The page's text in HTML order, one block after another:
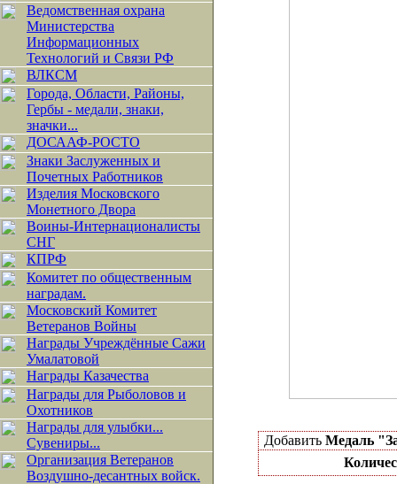
Ведомственная охрана
Министерства
Информационных
Технологий и Связи РФ
ВЛКСМ
Города, Области, Районы,
Гербы - медали, знаки,
значки...
ДОСААФ-РОСТО
Знаки Заслуженных и
Почетных Работников
Изделия Московского
Монетного Двора
Воины-Интернационалисты
СНГ
КПРФ
Комитет по общественным
наградам.
Московский Комитет
Ветеранов Войны
Награды Учреждённые Сажи
Умалатовой
Награды Казачества
Награды для Рыболовов и
Охотников
Награды для улыбки...
Сувениры...
Организация Ветеранов
Воздушно-десантных войск.
Добавить Медаль